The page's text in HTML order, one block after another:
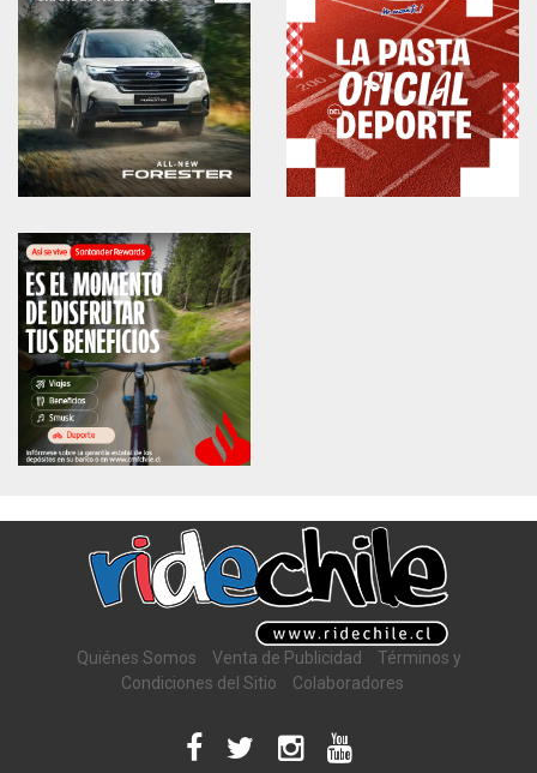
Quiénes Somos Venta de Publicidad
Términos y
Condiciones del Sitio
Colaboradores